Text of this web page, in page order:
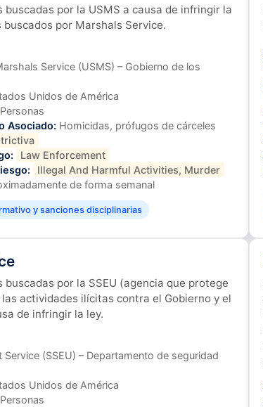
buscadas por la USMS a causa de infringir la
buscados por Marshals Service.
Service (USMS) – Gobierno de los
Unidos de América
Personas
Asociado: Homicidas, prófugos de cárceles
Law Enforcement
Illegal And Harmful Activities, Murder
de forma semanal
y sanciones disciplinarias
buscadas por la SSEU (agencia que protege
actividades ilícitas contra el Gobierno y el
de infringir la ley.
Service (SSEU) – Departamento de seguridad
Unidos de América
Personas